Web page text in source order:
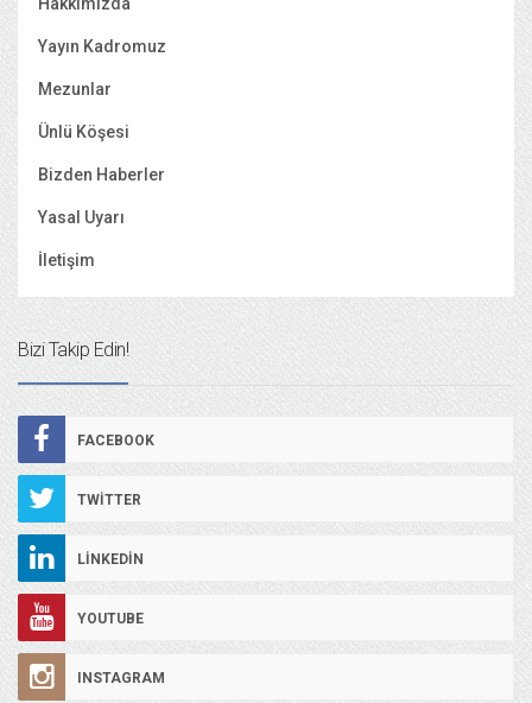
Yayın Kadromuz
Mezunlar
Ünlü Köşesi
Bizden Haberler
Yasal Uyarı
İletişim
Bizi Takip Edin!
FACEBOOK
TWITTER
LINKEDIN
YOUTUBE
INSTAGRAM